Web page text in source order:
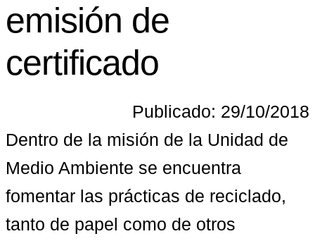
emisión de
certificado
Publicado: 29/10/2018
Dentro de la misión de la Unidad de
Medio Ambiente se encuentra
fomentar las prácticas de reciclado,
tanto de papel como de otros